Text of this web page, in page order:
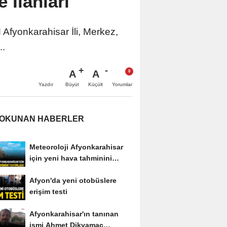
İli, Merkez,
Yazdır
A
Büyüt
A
Küçült Yorumlar
HABERLER
Meteoroloji Afyonkarahisar
için yeni hava tahminini
Afyon'da yeni otobüslere
erişim testi
Afyonkarahisar'ın tanınan
ismi Ahmet Dikyamaç